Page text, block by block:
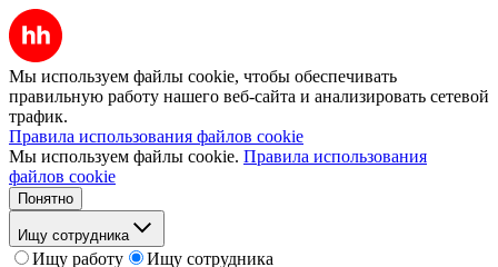
Мы используем файлы cookie, чтобы обеспечивать
правильную работу нашего веб-сайта и анализировать сетевой
трафик.
Правила использования файлов cookie
Мы используем файлы cookie. Правила использования
файлов cookie
Понятно
Ищу сотрудника
Ищу работу
Ищу сотрудника